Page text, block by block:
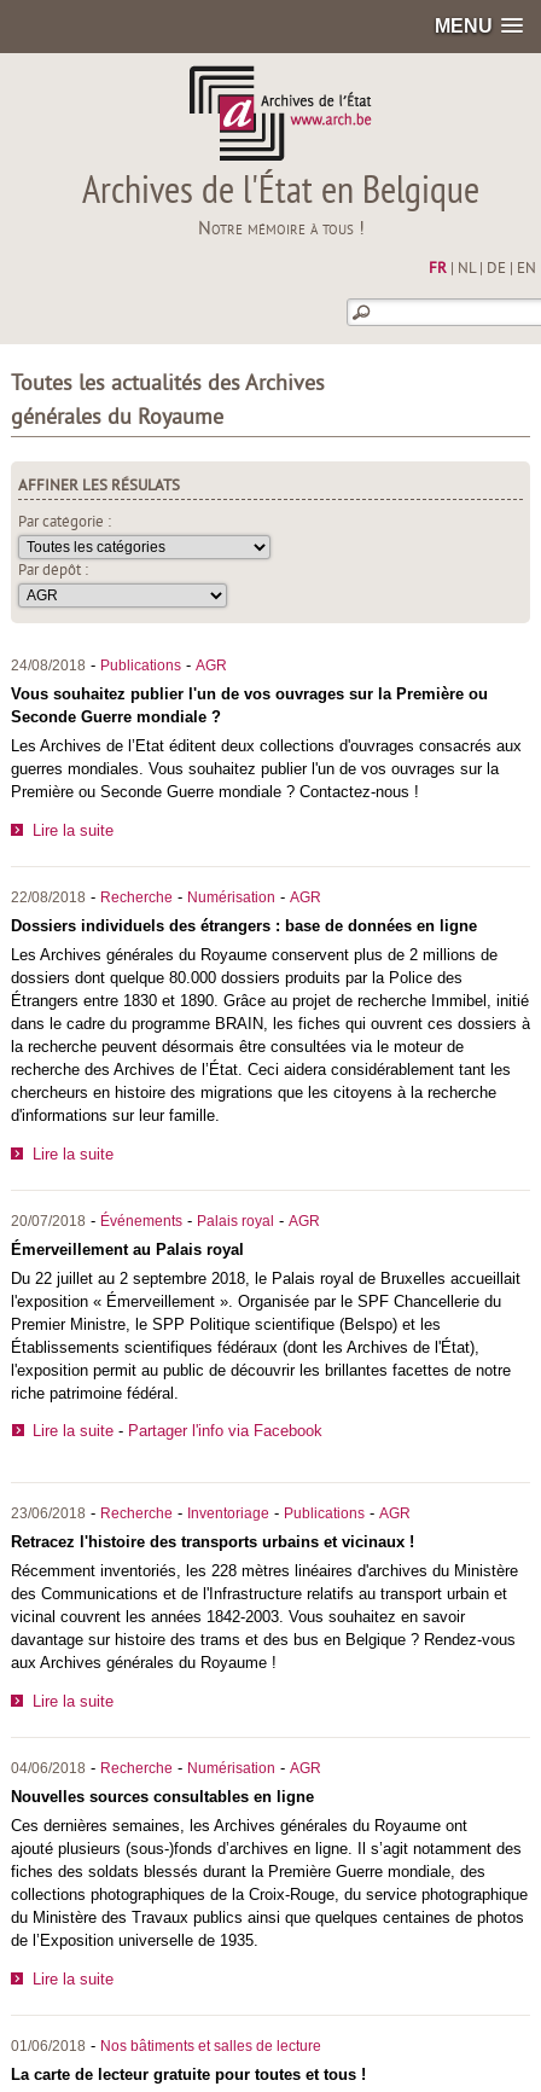
MENU
Archives de l'État en Belgique
Notre mémoire à tous !
FR| NL| DE EN
Toutes les actualités des Archives
générales du Royaume
AFFINER LES RÉSULATS
Par catégorie :
Par dépôt :
24/08/2018 - Publications- AGR
Vous souhaitez publier l'un de vos ouvrages sur la Première ou
Seconde Guerre mondiale ?
Les Archives de l’Etat éditent deux collections d'ouvrages consacrés aux
guerres mondiales. Vous souhaitez publier l'un de vos ouvrages sur la
Première ou Seconde Guerre mondiale ? Contactez-nous !
Lire la suite
22/08/2018 - Recherche - Numérisation - AGR
Dossiers individuels des étrangers : base de données en ligne
Les Archives générales du Royaume conservent plus de 2 millions de
dossiers dont quelque 80.000 dossiers produits par la Police des
Étrangers entre 1830 et 1890. Grâce au projet de recherche Immibel, initié
dans le cadre du programme BRAIN, les fiches qui ouvrent ces dossiers à
la recherche peuvent désormais être consultées via le moteur de
recherche des Archives de l’État. Ceci aidera considérablement tant les
chercheurs en histoire des migrations que les citoyens à la recherche
d'informations sur leur famille.
Lire la suite
20/07/2018 - Événements- Palais royal - AGR
Émerveillement au Palais royal
Du 22 juillet au 2 septembre 2018, le Palais royal de Bruxelles accueillait
l'exposition « Émerveillement ». Organisée par le SPF Chancellerie du
Premier Ministre, le SPP Politique scientifique (Belspo) et les
Établissements scientifiques fédéraux (dont les Archives de l'État),
l'exposition permit au public de découvrir les brillantes facettes de notre
riche patrimoine fédéral.
Lire la suite- Partager l'info via Facebook
23/06/2018 - Recherche - Inventoriage - Publications- AGR
Retracez l'histoire des transports urbains et vicinaux !
Récemment inventoriés, les 228 mètres linéaires d'archives du Ministère
des Communications et de l'Infrastructure relatifs au transport urbain et
vicinal couvrent les années 1842-2003. Vous souhaitez en savoir
davantage sur histoire des trams et des bus en Belgique ? Rendez-vous
aux Archives générales du Royaume !
Lire la suite
04/06/2018 - Recherche - Numérisation - AGR
Nouvelles sources consultables en ligne
Ces dernières semaines, les Archives générales du Royaume ont
ajouté plusieurs (sous-)fonds d’archives en ligne. Il s’agit notamment des
fiches des soldats blessés durant la Première Guerre mondiale, des
collections photographiques de la Croix-Rouge, du service photographique
du Ministère des Travaux publics ainsi que quelques centaines de photos
de l’Exposition universelle de 1935.
Lire la suite
01/06/2018 - Nos bâtiments et salles de lecture
La carte de lecteur gratuite pour toutes et tous !